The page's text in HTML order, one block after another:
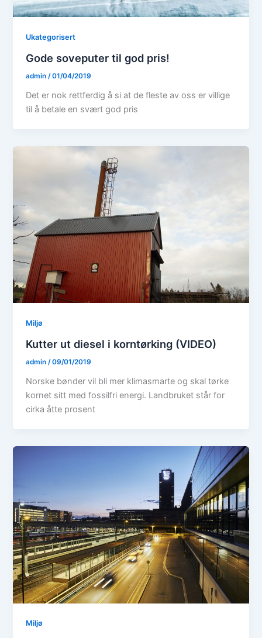
Ukategorisert
Gode soveputer til god pris!
admin/01/04/2019
Det er nok rettferdig å si at de fleste av oss er villige
til å betale en svært god pris
Miljø
Kutter ut diesel i korntørking (VIDEO)
admin/09/01/2019
Norske bønder vil bli mer klimasmarte og skal tørke
kornet sitt med fossilfri energi. Landbruket står for
cirka åtte prosent
Miljø